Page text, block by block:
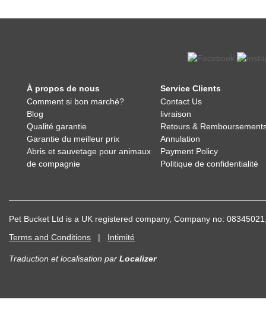
À propos de nous
Comment si bon marché?
Blog
Qualité garantie
Garantie du meilleur prix
Abris et sauvetage pour animaux
de compagnie
Service Clients
Contact Us
livraison
Retours &
Annulation
Payment Policy
Politique de confidentialité
Pet Bucket Ltd is a UK registered company, Company no:
Terms and Conditions | Intimité
Traduction et localisation par Localizer